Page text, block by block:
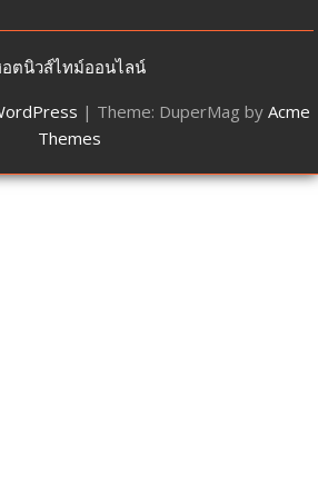
ตนิวส์ไทม์ออนไลน์
| Theme: DuperMag by Acme
Themes